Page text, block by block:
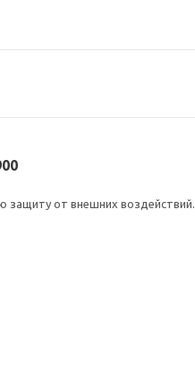
защиту от внешних воздействий.